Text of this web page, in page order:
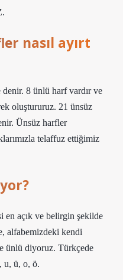
nasıl ayırt
8 ünlü harf vardır ve
oluştururuz. 21 ünsüz
Ünsüz harfler
telaffuz ettiğimiz
en açık ve belirgin şekilde
alfabemizdeki kendi
ünlü diyoruz. Türkçede
u, ü, o, ö.